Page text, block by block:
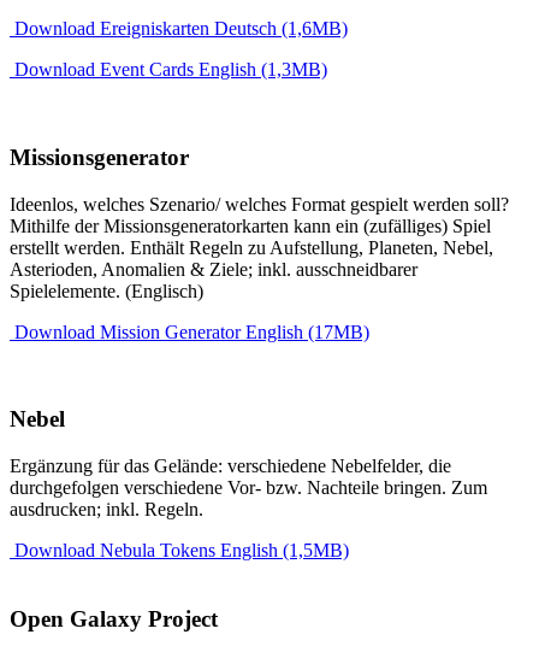
Download Ereigniskarten Deutsch (1,6MB)
Download Event Cards English (1,3MB)
Missionsgenerator
Ideenlos, welches Szenario/ welches Format gespielt werden soll?
Mithilfe der Missionsgeneratorkarten kann ein (zufälliges) Spiel
erstellt werden. Enthält Regeln zu Aufstellung, Planeten, Nebel,
Asterioden, Anomalien & Ziele; inkl. ausschneidbarer
Spielelemente. (Englisch)
Download Mission Generator English (17MB)
Nebel
Ergänzung für das Gelände: verschiedene Nebelfelder, die
durchgefolgen verschiedene Vor- bzw. Nachteile bringen. Zum
ausdrucken; inkl. Regeln.
Download Nebula Tokens English (1,5MB)
Open Galaxy Project